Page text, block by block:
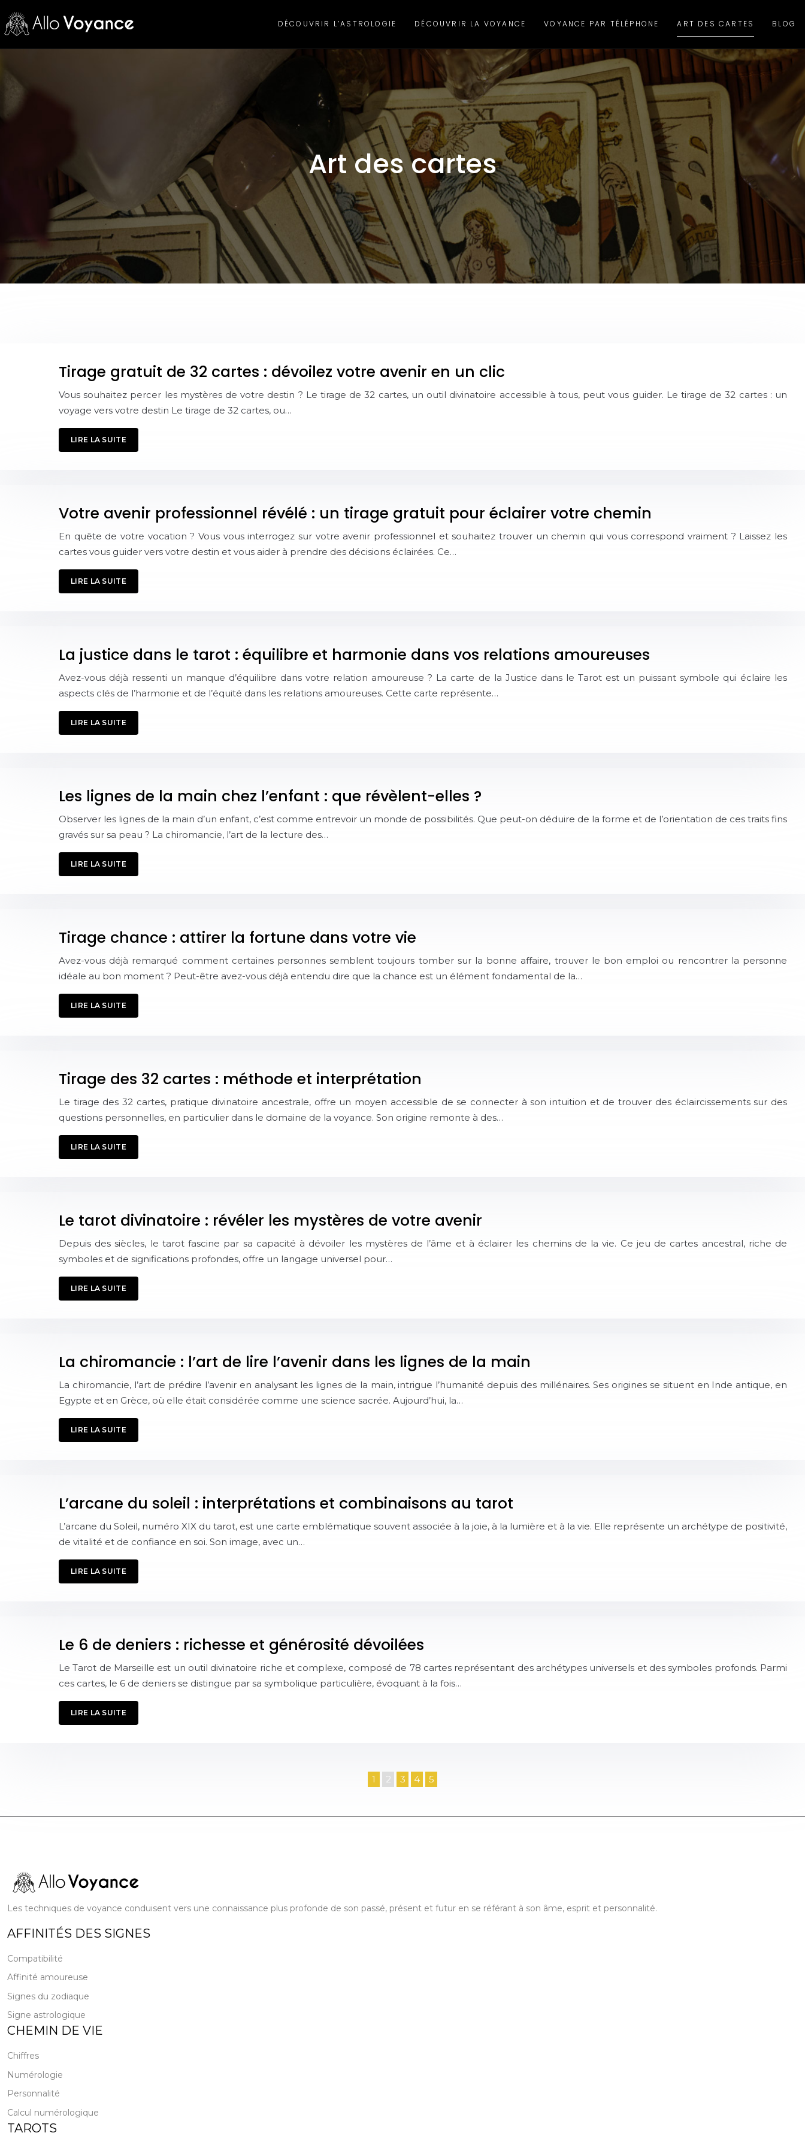
DÉCOUVRIR L’ASTROLOGIE DÉCOUVRIR LA VOYANCE VOYANCE PAR TÉLÉPHONE ART DES CARTES BLOG
Art des cartes
Tirage gratuit de 32 cartes : dévoilez votre avenir en un clic
Vous souhaitez percer les mystères de votre destin ? Le tirage de 32 cartes, un outil divinatoire accessible à tous, peut vous guider. Le tirage de 32 cartes : un
voyage vers votre destin Le tirage de 32 cartes, ou…
LIRE LA SUITE
Votre avenir professionnel révélé : un tirage gratuit pour éclairer votre chemin
En quête de votre vocation ? Vous vous interrogez sur votre avenir professionnel et souhaitez trouver un chemin qui vous correspond vraiment ? Laissez les
cartes vous guider vers votre destin et vous aider à prendre des décisions éclairées. Ce…
LIRE LA SUITE
La justice dans le tarot : équilibre et harmonie dans vos relations amoureuses
Avez-vous déjà ressenti un manque d’équilibre dans votre relation amoureuse ? La carte de la Justice dans le Tarot est un puissant symbole qui éclaire les
aspects clés de l’harmonie et de l’équité dans les relations amoureuses. Cette carte représente…
LIRE LA SUITE
Les lignes de la main chez l’enfant : que révèlent-elles ?
Observer les lignes de la main d’un enfant, c’est comme entrevoir un monde de possibilités. Que peut-on déduire de la forme et de l’orientation de ces traits fins
gravés sur sa peau ? La chiromancie, l’art de la lecture des…
LIRE LA SUITE
Tirage chance : attirer la fortune dans votre vie
Avez-vous déjà remarqué comment certaines personnes semblent toujours tomber sur la bonne affaire, trouver le bon emploi ou rencontrer la personne
idéale au bon moment ? Peut-être avez-vous déjà entendu dire que la chance est un élément fondamental de la…
LIRE LA SUITE
Tirage des 32 cartes : méthode et interprétation
Le tirage des 32 cartes, pratique divinatoire ancestrale, offre un moyen accessible de se connecter à son intuition et de trouver des éclaircissements sur des
questions personnelles, en particulier dans le domaine de la voyance. Son origine remonte à des…
LIRE LA SUITE
Le tarot divinatoire : révéler les mystères de votre avenir
Depuis des siècles, le tarot fascine par sa capacité à dévoiler les mystères de l’âme et à éclairer les chemins de la vie. Ce jeu de cartes ancestral, riche de
symboles et de significations profondes, offre un langage universel pour…
LIRE LA SUITE
La chiromancie : l’art de lire l’avenir dans les lignes de la main
La chiromancie, l’art de prédire l’avenir en analysant les lignes de la main, intrigue l’humanité depuis des millénaires. Ses origines se situent en Inde antique, en
Egypte et en Grèce, où elle était considérée comme une science sacrée. Aujourd’hui, la…
LIRE LA SUITE
L’arcane du soleil : interprétations et combinaisons au tarot
L’arcane du Soleil, numéro XIX du tarot, est une carte emblématique souvent associée à la joie, à la lumière et à la vie. Elle représente un archétype de positivité,
de vitalité et de confiance en soi. Son image, avec un…
LIRE LA SUITE
Le 6 de deniers : richesse et générosité dévoilées
Le Tarot de Marseille est un outil divinatoire riche et complexe, composé de 78 cartes représentant des archétypes universels et des symboles profonds. Parmi
ces cartes, le 6 de deniers se distingue par sa symbolique particulière, évoquant à la fois…
LIRE LA SUITE
1 2 3 4 5
Les techniques de voyance conduisent vers une connaissance plus profonde de son passé, présent et futur en se référant à son âme, esprit et personnalité.
AFFINITÉS DES SIGNES
Compatibilité
Affinité amoureuse
Signes du zodiaque
Signe astrologique
CHEMIN DE VIE
Chiffres
Numérologie
Personnalité
Calcul numérologique
TAROTS